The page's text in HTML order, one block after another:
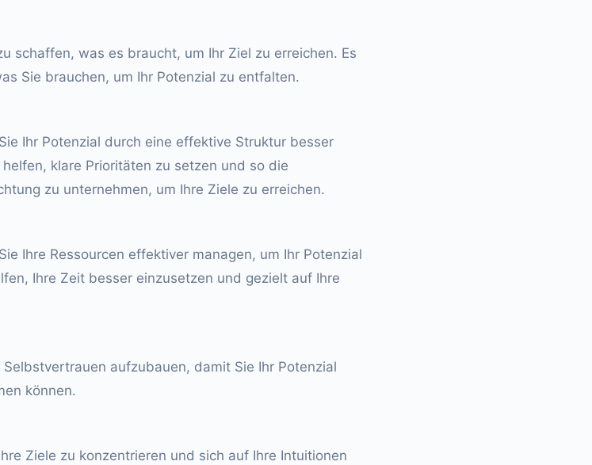
schaffen, was es braucht, um Ihr Ziel zu erreichen. Es
Sie brauchen, um Ihr Potenzial zu entfalten.
Ihr Potenzial durch eine effektive Struktur besser
klare Prioritäten zu setzen und so die
zu unternehmen, um Ihre Ziele zu erreichen.
Ihre Ressourcen effektiver managen, um Ihr Potenzial
Ihre Zeit besser einzusetzen und gezielt auf Ihre
aufzubauen, damit Sie Ihr Potenzial
können.
Ziele zu konzentrieren und sich auf Ihre Intuitionen